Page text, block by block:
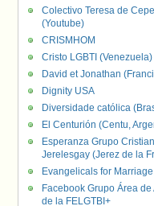
Colectivo Teresa de
(Youtube)
CRISMHOM
Cristo LGBTI (Venezuela)
David et Jonathan
Dignity USA
Diversidade católica
El Centurión (Centu,
Esperanza Grupo
Jerelesgay (Jerez de la
Evangelicals for
Facebook Grupo Área
de la FELGTBI+